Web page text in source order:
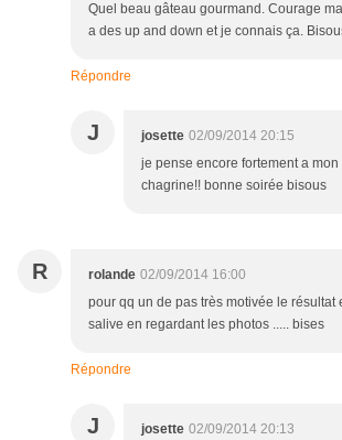
Quel beau gâteau gourmand. Courage
a des up and down et je connais ça.
Répondre
J josette 02/09/2014 20:15
je pense encore fortement a mon
chagrine!! bonne soirée bisous
R rolande 02/09/2014 16:00
pour qq un de pas très motivée le résultat
salive en regardant les photos ..... bises
Répondre
J josette 02/09/2014 20:13